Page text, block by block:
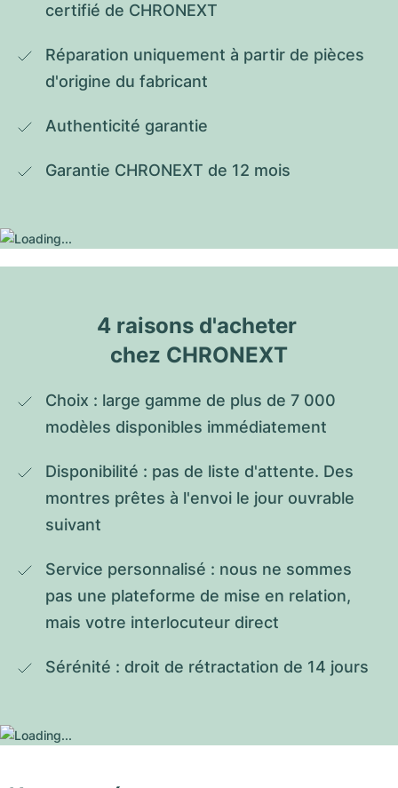
certifié de CHRONEXT
Réparation uniquement à partir de pièces
d'origine du fabricant
Authenticité garantie
Garantie CHRONEXT de 12 mois
4 raisons d'acheter
chez CHRONEXT
Choix : large gamme de plus de 7 000
modèles disponibles immédiatement
Disponibilité : pas de liste d'attente. Des
montres prêtes à l'envoi le jour ouvrable
suivant
Service personnalisé : nous ne sommes
pas une plateforme de mise en relation,
mais votre interlocuteur direct
Sérénité : droit de rétractation de 14 jours